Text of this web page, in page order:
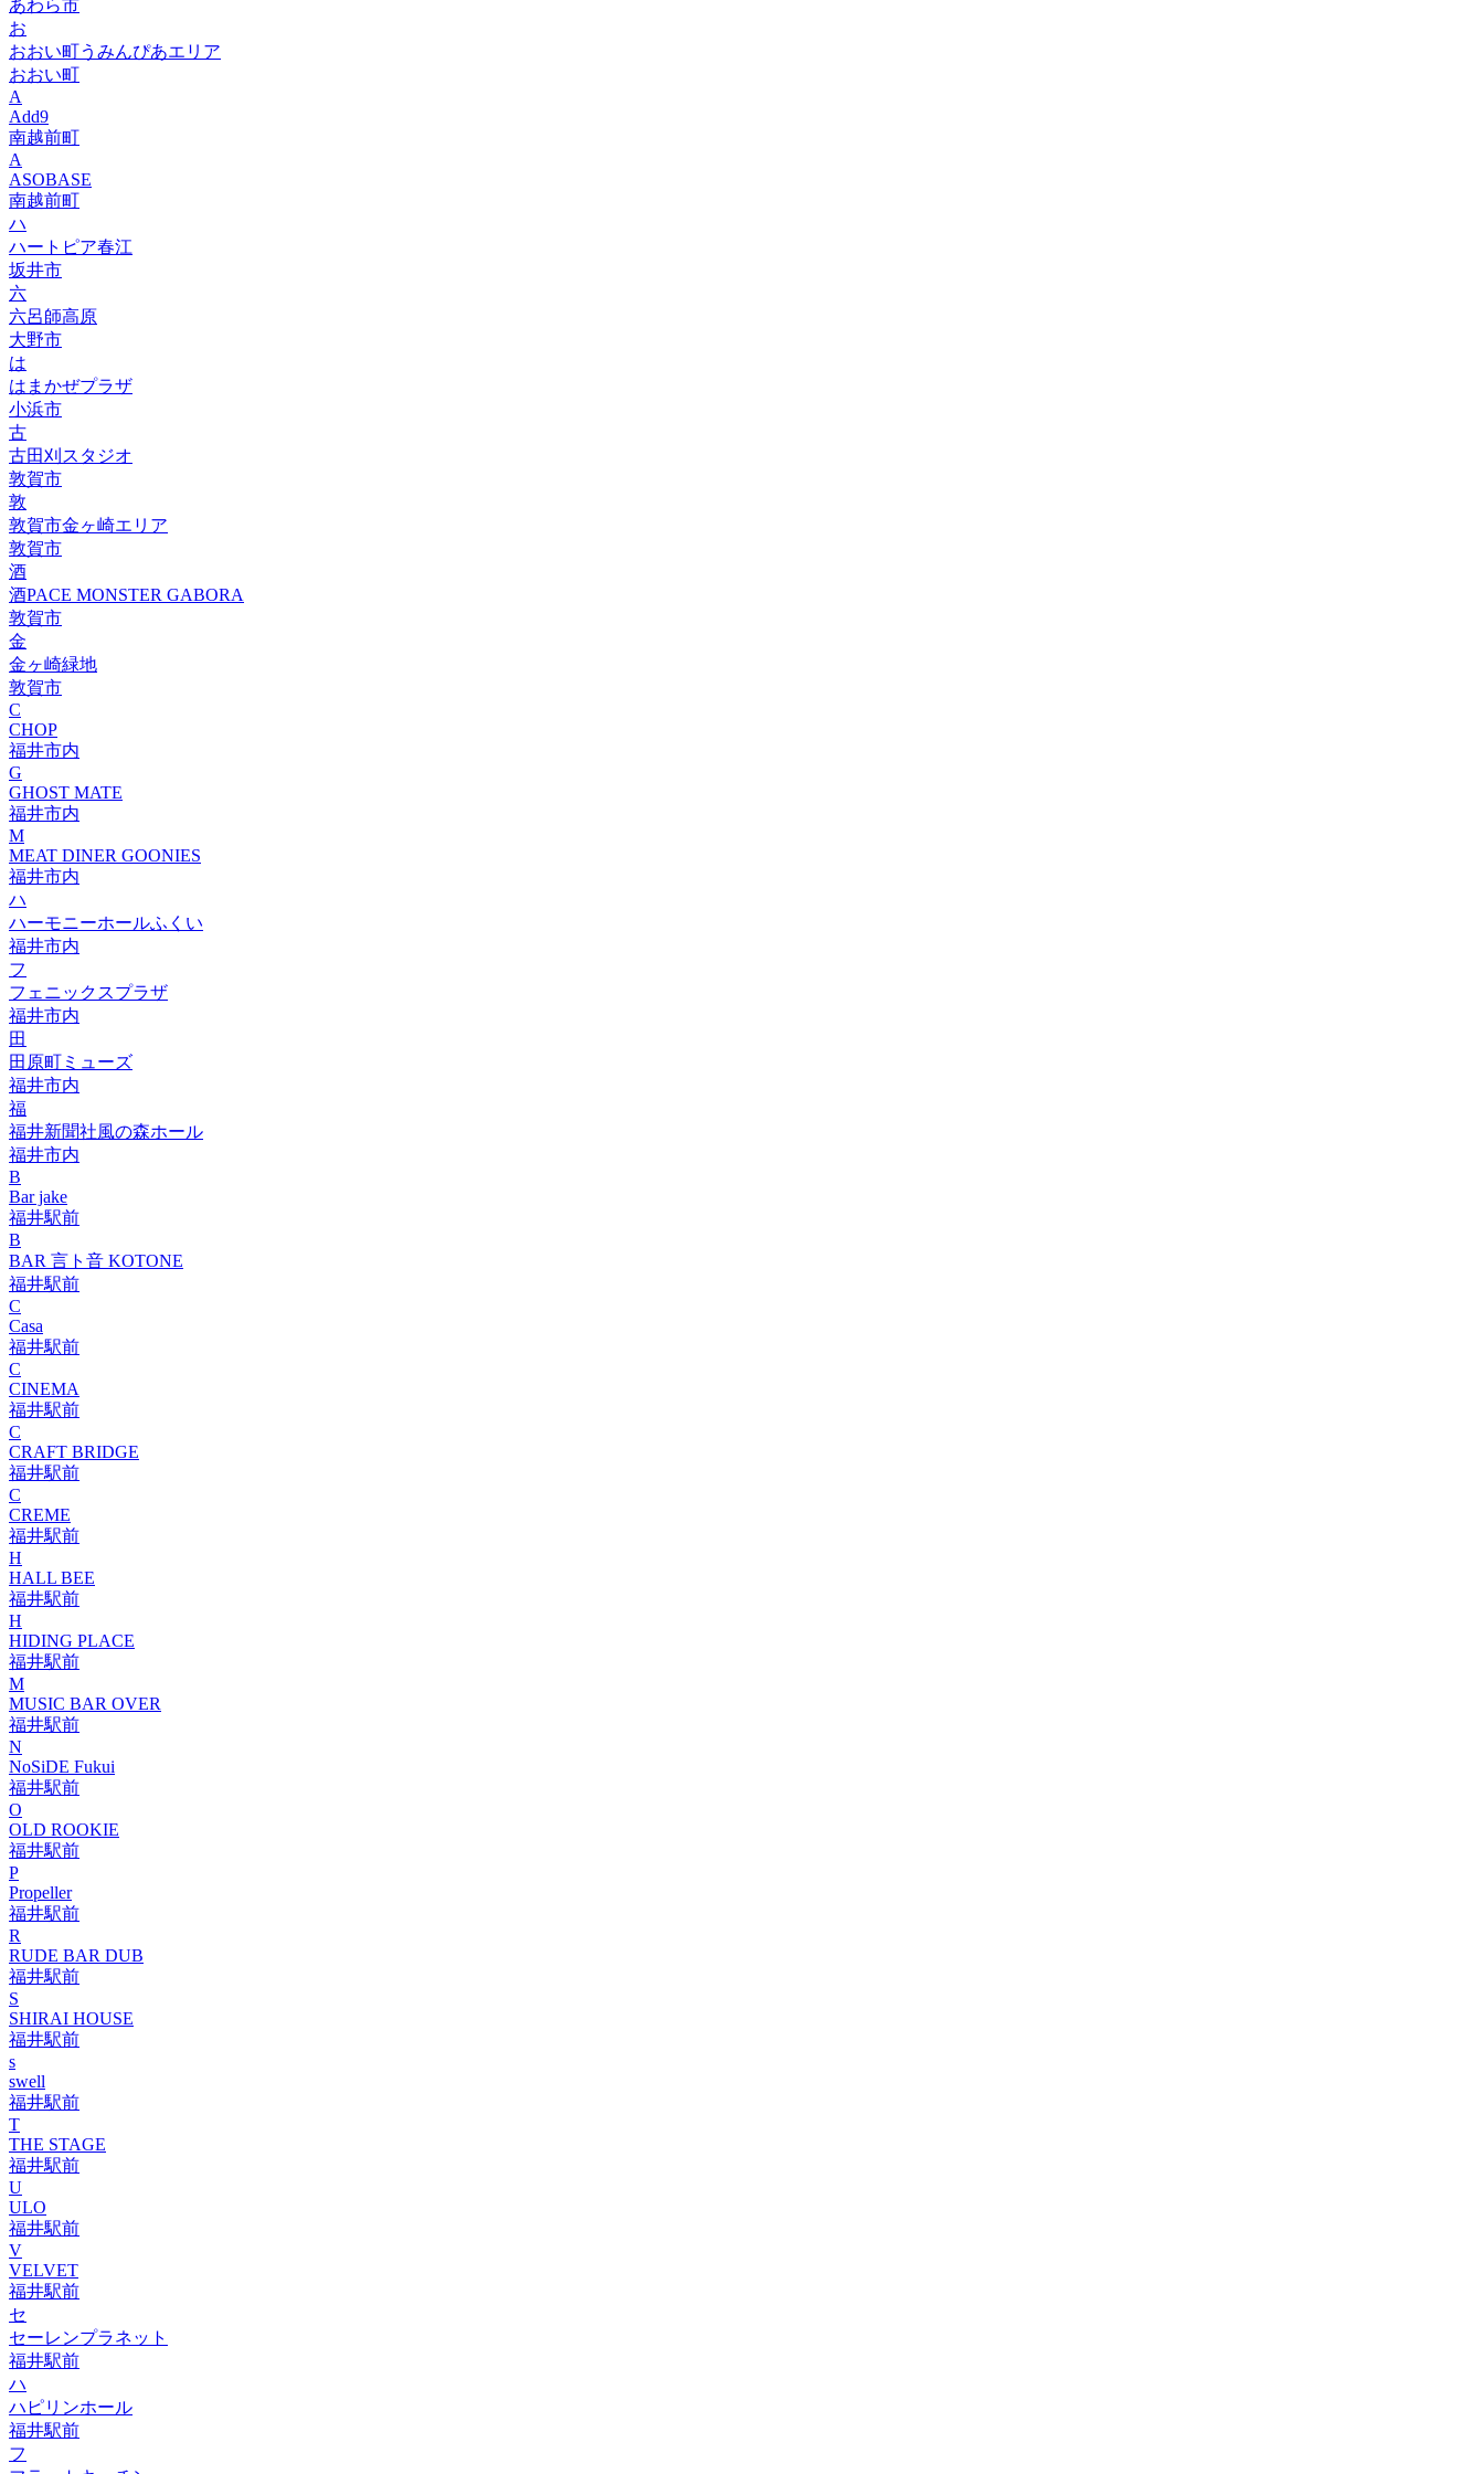
あわら市
お
おおい町うみんぴあエリア
おおい町
A
Add9
南越前町
A
ASOBASE
南越前町
ハ
ハートピア春江
坂井市
六
六呂師高原
大野市
は
はまかぜプラザ
小浜市
古
古田刈スタジオ
敦賀市
敦
敦賀市金ヶ崎エリア
敦賀市
酒
酒PACE MONSTER GABORA
敦賀市
金
金ヶ崎緑地
敦賀市
C
CHOP
福井市内
G
GHOST MATE
福井市内
M
MEAT DINER GOONIES
福井市内
ハ
ハーモニーホールふくい
福井市内
フ
フェニックスプラザ
福井市内
田
田原町ミューズ
福井市内
福
福井新聞社風の森ホール
福井市内
B
Bar jake
福井駅前
B
BAR 言ト音 KOTONE
福井駅前
C
Casa
福井駅前
C
CINEMA
福井駅前
C
CRAFT BRIDGE
福井駅前
C
CREME
福井駅前
H
HALL BEE
福井駅前
H
HIDING PLACE
福井駅前
M
MUSIC BAR OVER
福井駅前
N
NoSiDE Fukui
福井駅前
O
OLD ROOKIE
福井駅前
P
Propeller
福井駅前
R
RUDE BAR DUB
福井駅前
S
SHIRAI HOUSE
福井駅前
s
swell
福井駅前
T
THE STAGE
福井駅前
U
ULO
福井駅前
V
VELVET
福井駅前
セ
セーレンプラネット
福井駅前
ハ
ハピリンホール
福井駅前
フ